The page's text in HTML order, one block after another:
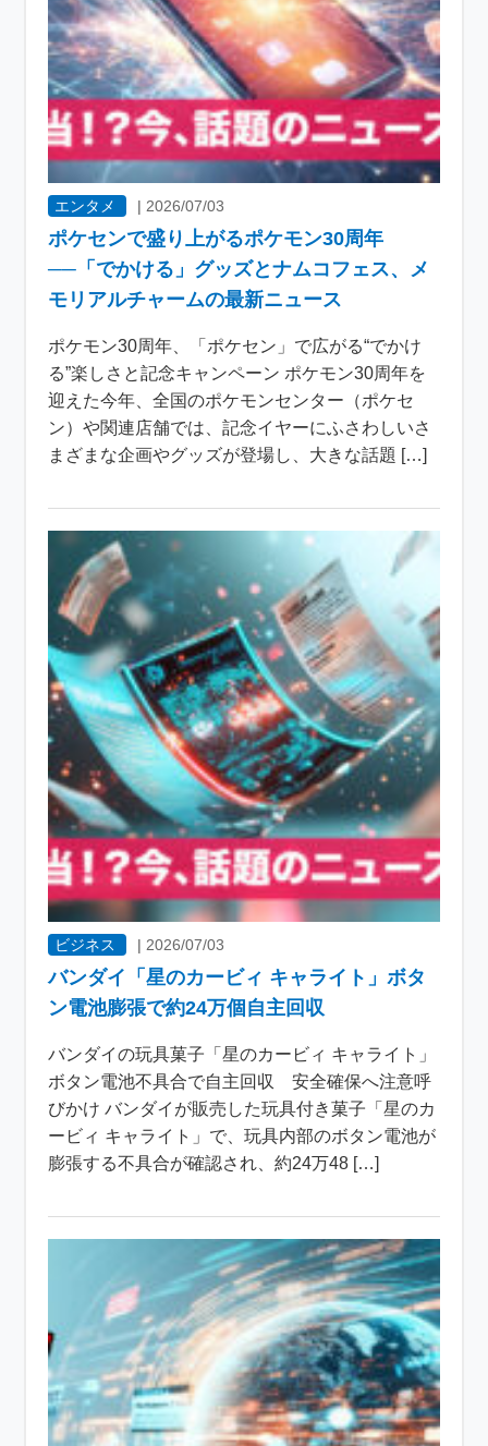
エンタメ | 2026/07/03
ポケセンで盛り上がるポケモン30周年
──「でかける」グッズとナムコフェス、メ
モリアルチャームの最新ニュース
ポケモン30周年、「ポケセン」で広がる“でかけ
る”楽しさと記念キャンペーン ポケモン30周年を
迎えた今年、全国のポケモンセンター（ポケセ
ン）や関連店舗では、記念イヤーにふさわしいさ
まざまな企画やグッズが登場し、大きな話題 […]
ビジネス | 2026/07/03
バンダイ「星のカービィ キャライト」ボタ
ン電池膨張で約24万個自主回収
バンダイの玩具菓子「星のカービィ キャライト」
ボタン電池不具合で自主回収 安全確保へ注意呼
びかけ バンダイが販売した玩具付き菓子「星のカ
ービィ キャライト」で、玩具内部のボタン電池が
膨張する不具合が確認され、約24万48 […]